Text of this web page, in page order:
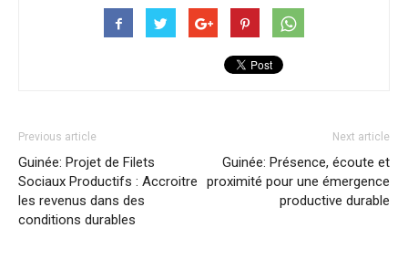
Previous article
Guinée: Projet de Filets
Sociaux Productifs : Accroitre
les revenus dans des
conditions durables
Next article
Guinée: Présence, écoute et
proximité pour une émergence
productive durable